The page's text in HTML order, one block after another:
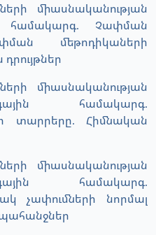
միասնականության
համակարգ. Չափման
մեթոդիկաների
միասնականության
համակարգ.
տարրերը. Հիմնական
միասնականության
համակարգ.
չափումների նորմալ